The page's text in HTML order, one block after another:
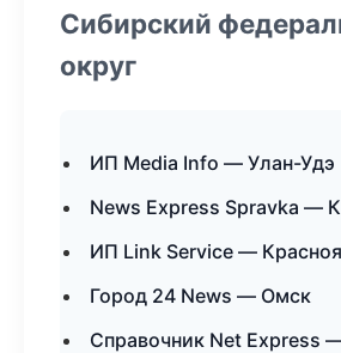
Сибирский
округ
ИП Media Info — Улан-Удэ
News Express Spravka —
ИП Link Service —
Город 24 News — Омск
Справочник Net Express